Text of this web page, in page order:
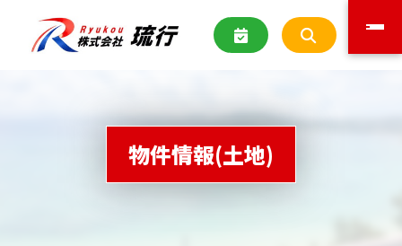
物件情報(土地)